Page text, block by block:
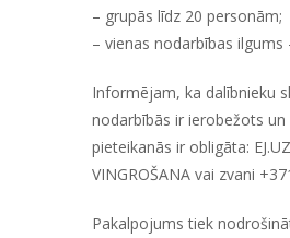
– grupās līdz 20 personām;
– vienas nodarbības ilgums
Informējam, ka dalībnieku
nodarbībās ir ierobežots un
pieteikanās ir obligāta:
VINGROŠANA vai zvani
Pakalpojums tiek